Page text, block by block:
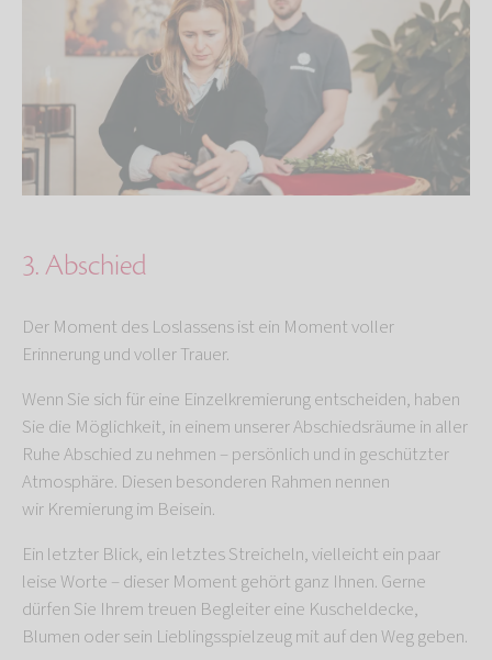
3. Abschied
Der Moment des Loslassens ist ein Moment voller
Erinnerung und voller Trauer.
Wenn Sie sich für eine Einzelkremierung entscheiden, haben
Sie die Möglichkeit, in einem unserer Abschiedsräume in aller
Ruhe Abschied zu nehmen – persönlich und in geschützter
Atmosphäre. Diesen besonderen Rahmen nennen
wir Kremierung im Beisein.
Ein letzter Blick, ein letztes Streicheln, vielleicht ein paar
leise Worte – dieser Moment gehört ganz Ihnen. Gerne
dürfen Sie Ihrem treuen Begleiter eine Kuscheldecke,
Blumen oder sein Lieblingsspielzeug mit auf den Weg geben.